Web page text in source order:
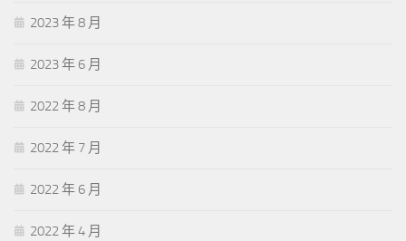
2023 年 8 月
2023 年 6 月
2022 年 8 月
2022 年 7 月
2022 年 6 月
2022 年 4 月